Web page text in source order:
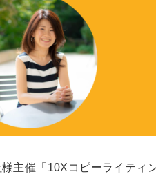
主催「10Xコピーライティ